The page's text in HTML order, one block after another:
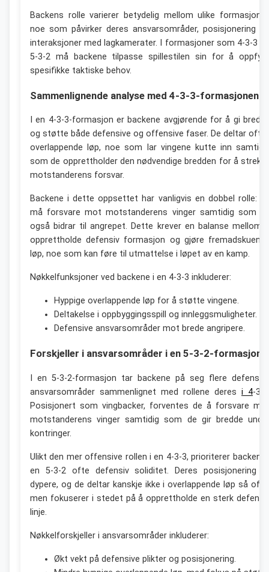
Backens rolle varierer betydelig mellom ulike
noe som påvirker deres ansvarsområder, posisjonering
interaksjoner med lagkamerater. I formasjoner som 4-3-3
5-3-2 må backene tilpasse spillestilen sin for å
spesifikke taktiske behov.
Sammenlignende analyse med 4-3-3-formasjonen
I en 4-3-3-formasjon er backene avgjørende for å gi
og støtte både defensive og offensive faser. De deltar ofte
overlappende løp, noe som lar vingene kutte inn
som de opprettholder den nødvendige bredden for å
motstanderens forsvar.
Backene i dette oppsettet har vanligvis en dobbel rolle:
må forsvare mot motstanderens vinger samtidig som
også bidrar til angrepet. Dette krever en balanse mellom
opprettholde defensiv formasjon og gjøre
løp, noe som kan føre til utmattelse i løpet av en kamp.
Nøkkelfunksjoner ved backene i en 4-3-3 inkluderer:
Hyppige overlappende løp for å støtte vingene.
Deltakelse i oppbyggingsspill og innleggsmuligheter.
Defensive ansvarsområder mot brede angripere.
Forskjeller i ansvarsområder i en 5-3-2-formasjon
I en 5-3-2-formasjon tar backene på seg flere
ansvarsområder sammenlignet med rollene deres i 4-3-
Posisjonert som vingbacker, forventes de å forsvare
motstanderens vinger samtidig som de gir bredde
kontringer.
Ulikt den mer offensive rollen i en 4-3-3, prioriterer backene
en 5-3-2 ofte defensiv soliditet. Deres posisjonering
dypere, og de deltar kanskje ikke i overlappende løp så
men fokuserer i stedet på å opprettholde en sterk
linje.
Nøkkelforskjeller i ansvarsområder inkluderer:
Økt vekt på defensive plikter og posisjonering.